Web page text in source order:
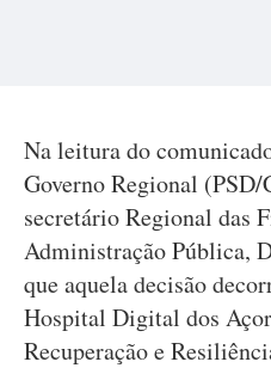
Na leitura do
Governo Regional
secretário Regional das
Administração Pública,
que aquela decisão
Hospital Digital dos
Recuperação e